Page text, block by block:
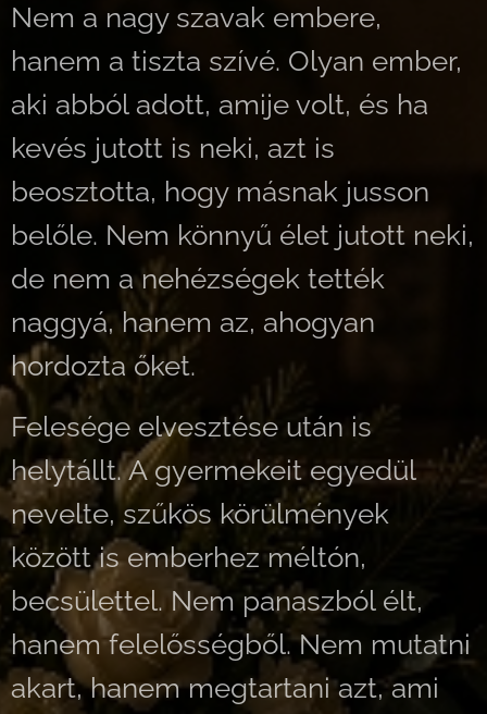
Nem a nagy szavak embere,
hanem a tiszta szívé. Olyan ember,
aki abból adott, amije volt, és ha
kevés jutott is neki, azt is
beosztotta, hogy másnak jusson
belőle. Nem könnyű élet jutott neki,
de nem a nehézségek tették
naggyá, hanem az, ahogyan
hordozta őket.
Felesége elvesztése után is
helytállt. A gyermekeit egyedül
nevelte, szűkös körülmények
között is emberhez méltón,
becsülettel. Nem panaszból élt,
hanem felelősségből. Nem mutatni
akart, hanem megtartani azt, ami